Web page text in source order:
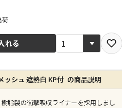
選択できる商品です
きる商品です（宅配便でのお届けが
は、全て同じ店舗での受取となりま
荷
れる
ッシュ 遮熱白 KP付 の商品説明
脂製の衝撃吸収ライナーを採用しまし